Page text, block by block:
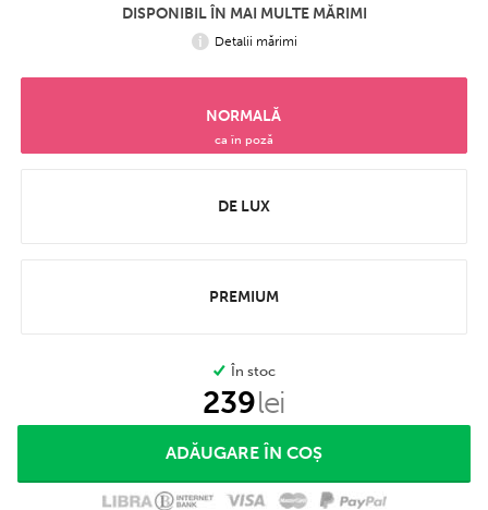
DISPONIBIL ÎN MAI MULTE MĂRIMI
Detalii mărimi
NORMALĂ
ca în poză
DE LUX
PREMIUM
În stoc
239lei